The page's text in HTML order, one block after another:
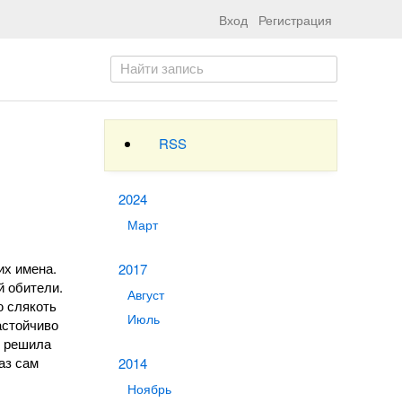
Вход Регистрация
RSS
2024
Март
2017
Август
Июль
2014
Ноябрь
имена.
обители.
слякоть
решила
сам